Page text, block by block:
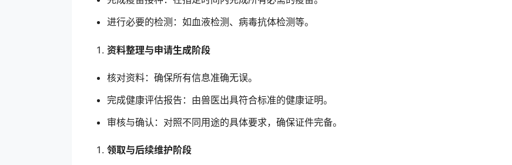
进行必要的检测：如血液检测、病毒抗体检测等。
资料整理与申请生成阶段
核对资料：确保所有信息准确无误。
完成健康评估报告：由兽医出具符合标准的健康证明。
审核与确认：对照不同用途的具体要求，确保证件完备。
领取与后续维护阶段